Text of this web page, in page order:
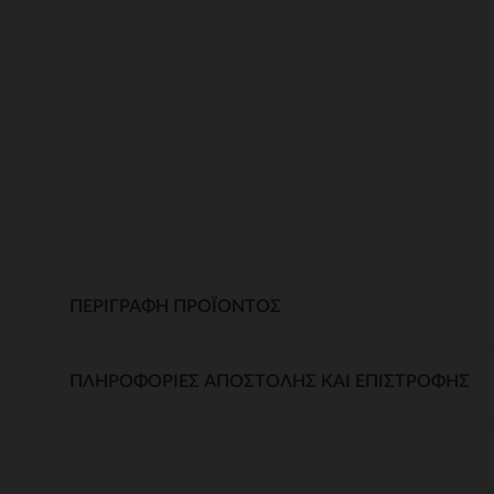
ΠΕΡΙΓΡΑΦΉ ΠΡΟΪΌΝΤΟΣ
ΠΛΗΡΟΦΟΡΊΕΣ ΑΠΟΣΤΟΛΉΣ ΚΑΙ ΕΠΙΣΤΡΟΦΉΣ